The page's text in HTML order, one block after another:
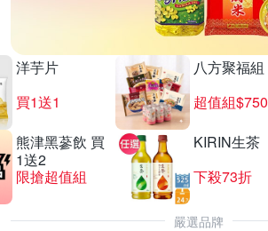
洋芋片
買1送1
八方聚福組
超值組$750
熊津黑蔘飲 買
1送2
限搶超值組
KIRIN生茶
下殺73折
嚴選品牌